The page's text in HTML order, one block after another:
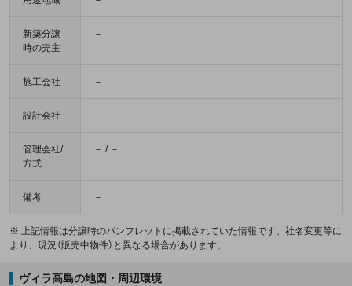
新築分譲
時の売主
－
施工会社 －
設計会社 －
管理会社/
方式
－ / －
備考 －
※ 上記情報は分譲時のパンフレットに掲載されていた情報です。社名変更等に
より、現況（販売中物件）と異なる場合があります。
ヴィラ高島の地図・周辺環境